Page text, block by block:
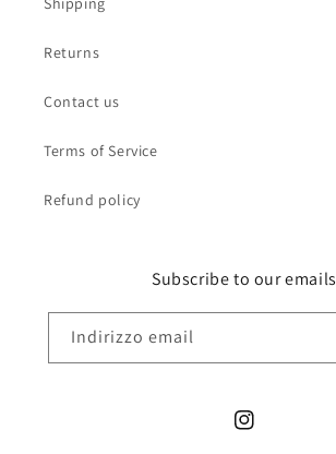
Returns
Contact us
Terms of Service
Refund policy
Subscribe to our emails
Indirizzo email
Instagram